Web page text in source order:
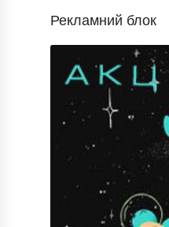
Рекламний блок